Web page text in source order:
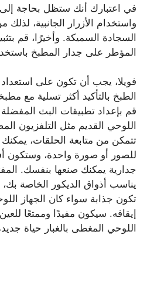
في اعتبارك أنك ستظل بحاجة
واستخدام الأزرار الجانبية،
السجادة السميكة. وأخيرًا، قم
المؤطر على جدار المطبخ
فويلا، يجب أن تكون على
الطبخ بالتأكيد أكثر تسلية مع
قم بإعداد تطبيقات البث
اللوحي القديم مثل التلفزيون
تتمكن من متابعة الحلقات،
للصور أو صورة واحدة، وستكون
جدارية يمكنك صنعها بنفسك.
يناسب أذواق الديكور الخاصة
تكون جذابة سواء كان الجهاز
إيقافه. سيكون مفيدًا وممتعًا
اللوحي المغطى بالغبار حياة